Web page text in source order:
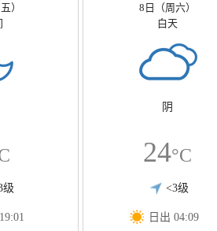
）
级
8日（周六）
白天
阴
24°C
<3级
日出 04:09